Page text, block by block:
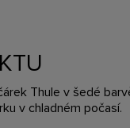
Thule v šedé
v chladném počasí.